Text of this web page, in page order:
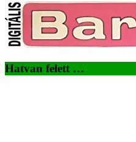
Hatvan felett …